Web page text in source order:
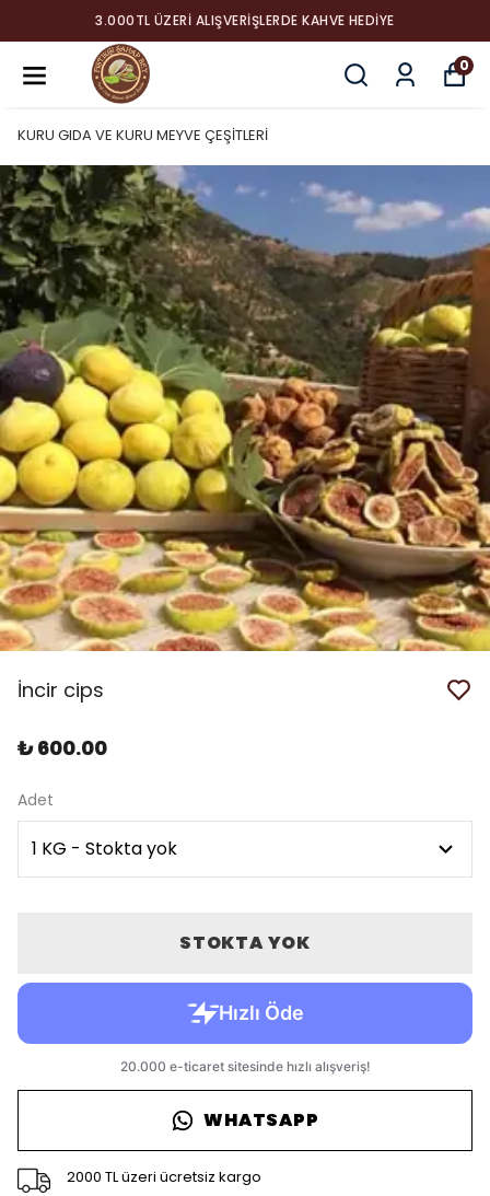
3.000TL ÜZERI ALIŞVERIŞLERDE KAHVE HEDIYE
0
KURU GIDA VE KURU MEYVE ÇEŞİTLERİ
İncir cips
₺ 600.00
Adet
STOKTA YOK
WHATSAPP
2000 TL üzeri ücretsiz kargo